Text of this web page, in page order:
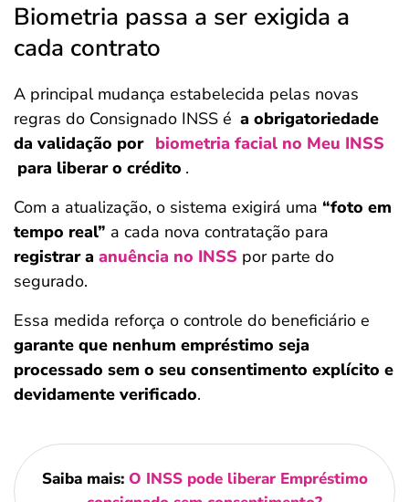
Biometria passa a ser exigida a
cada contrato
A principal mudança estabelecida pelas novas
regras do Consignado INSS é a obrigatoriedade
da validação por biometria facial no Meu INSS
para liberar o crédito .
Com a atualização, o sistema exigirá uma “foto em
tempo real” a cada nova contratação para
registrar a anuência no INSS por parte do
segurado.
Essa medida reforça o controle do beneficiário e
garante que nenhum empréstimo seja
processado sem o seu consentimento explícito e
devidamente verificado.
Saiba mais: O INSS pode liberar Empréstimo